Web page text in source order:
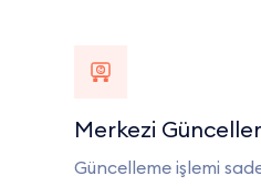
Merkezi
Güncelleme işlemi